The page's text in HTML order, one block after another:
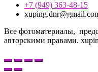
+7 (949) 363-48-15
Все фотоматериалы,
авторскими правами.